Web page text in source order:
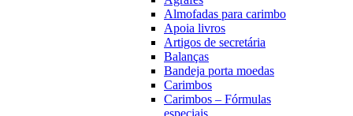
Almofadas para carimbo
Apoia livros
Artigos de secretária
Balanças
Bandeja porta moedas
Carimbos
Carimbos – Fórmulas
especiais